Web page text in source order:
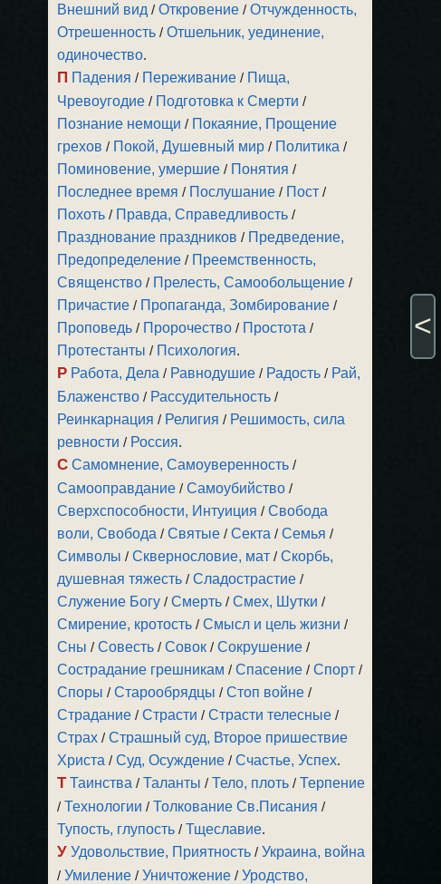
Внешний вид /Откровение /Отчужденность,
Отрешенность /Отшельник, уединение,
одиночество.
П Падения / Переживание / Пища,
Чревоугодие / Подготовка к Смерти /
Познание немощи / Покаяние, Прощение
грехов / Покой, Душевный мир / Политика /
Поминовение, умершие / Понятия /
Последнее время / Послушание / Пост /
Похоть / Правда, Справедливость /
Празднование праздников / Предведение,
Предопределение / Преемственность,
Священство / Прелесть, Самообольщение /
Причастие / Пропаганда, Зомбирование /
Проповедь / Пророчество / Простота /
Протестанты / Психология.
Р Работа, Дела / Равнодушие / Радость / Рай,
Блаженство / Рассудительность /
Реинкарнация / Религия / Решимость, сила
ревности / Россия.
С Самомнение, Самоуверенность /
Самооправдание /Самоубийство /
Сверхспособности, Интуиция /Свобода
воли, Свобода /Святые /Секта /Семья /
Символы /Сквернословие, мат /Скорбь,
душевная тяжесть /Сладострастие /
Служение Богу /Смерть /Смех, Шутки /
Смирение, кротость /Смысл и цель жизни /
Сны /Совесть /Совок /Сокрушение /
Сострадание грешникам /Спасение /Спорт /
Споры /Старообрядцы /Стоп войне /
Страдание /Страсти /Страсти телесные /
Страх /Страшный суд, Второе пришествие
Христа /Суд, Осуждение /Счастье, Успех.
Т Таинства /Таланты /Тело, плоть /Терпение
/Технологии /Толкование Св.Писания /
Тупость, глупость /Тщеславие.
У Удовольствие, Приятность /Украина, война
/Умиление /Уничтожение /Уродство,
<